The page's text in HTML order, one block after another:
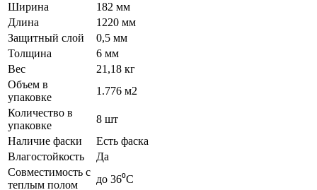
Ширина
182 мм
Длина
1220 мм
Защитный слой
0,5 мм
Толщина
6 мм
Вес
21,18 кг
Объем в
упаковке
1.776 м2
Количество в
упаковке
8 шт
Наличие фаски
Есть фаска
Влагостойкость
Да
Совместимость с
теплым полом
до 36⁰С